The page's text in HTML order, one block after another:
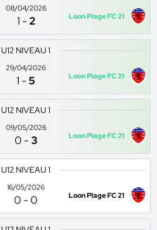
08/04/2026
1 -2 Loon Plage FC 21
U12 NIVEAU 1
29/04/2026
1 -5 Loon Plage FC 21
U12 NIVEAU 1
09/05/2026
0 -3 Loon Plage FC 21
U12 NIVEAU 1
16/05/2026
0 -0 Loon Plage FC 21